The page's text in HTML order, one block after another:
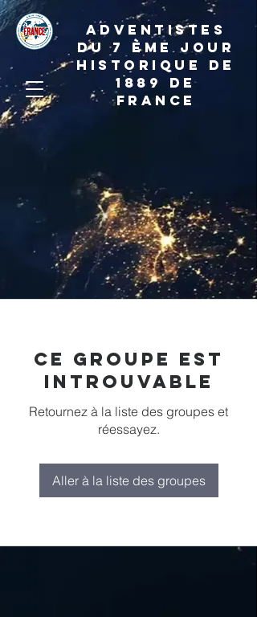
ADVENTISTES
DU 7 ème JOUR
HISTORIQUE DE
1889 de
france
Ce groupe est
introuvable
Retournez à la liste des groupes et
réessayez.
Aller à la liste des groupes